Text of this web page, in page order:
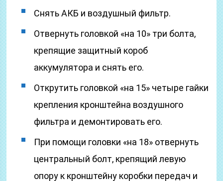
Снять АКБ и воздушный фильтр.
Отвернуть головкой «на 10» три болта,
крепящие защитный короб
аккумулятора и снять его.
Открутить головкой «на 15» четыре гайки
крепления кронштейна воздушного
фильтра и демонтировать его.
При помощи головки «на 18» отвернуть
центральный болт, крепящий левую
опору к кронштейну коробки передач и